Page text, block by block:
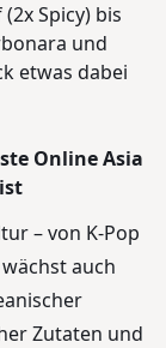
Spicy) bis
und
etwas dabei
Online Asia
– von K-Pop
auch
Zutaten und